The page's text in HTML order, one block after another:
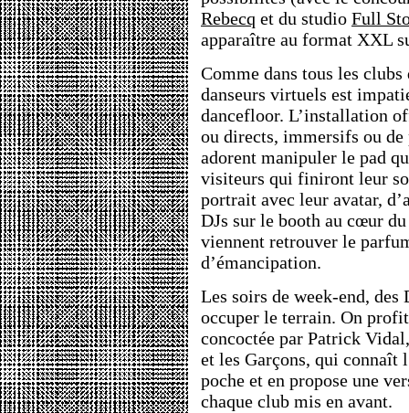
Rebecq et du studio Full
apparaître au format XXL
Comme dans tous les
danseurs virtuels est
dancefloor. L’installation
ou directs, immersifs ou
adorent manipuler le pad
visiteurs qui finiront leur
portrait avec leur avatar,
DJs sur le booth au cœur
viennent retrouver le
d’émancipation.
Les soirs de week-end, des
occuper le terrain. On
concoctée par Patrick
et les Garçons, qui connaît
poche et en propose une
chaque club mis en avant.